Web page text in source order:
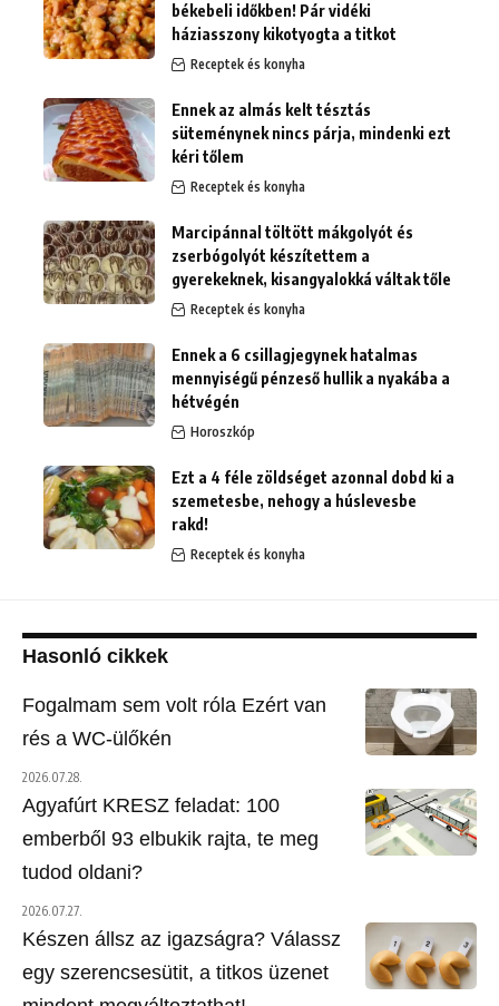
békebeli időkben! Pár vidéki
háziasszony kikotyogta a titkot
Receptek és konyha
Ennek az almás kelt tésztás
süteménynek nincs párja, mindenki ezt
kéri tőlem
Receptek és konyha
Marcipánnal töltött mákgolyót és
zserbógolyót készítettem a
gyerekeknek, kisangyalokká váltak tőle
Receptek és konyha
Ennek a 6 csillagjegynek hatalmas
mennyiségű pénzeső hullik a nyakába a
hétvégén
Horoszkóp
Ezt a 4 féle zöldséget azonnal dobd ki a
szemetesbe, nehogy a húslevesbe
rakd!
Receptek és konyha
Hasonló cikkek
Fogalmam sem volt róla Ezért van
rés a WC-ülőkén
2026.07.28.
Agyafúrt KRESZ feladat: 100
emberből 93 elbukik rajta, te meg
tudod oldani?
2026.07.27.
Készen állsz az igazságra? Válassz
egy szerencsesütit, a titkos üzenet